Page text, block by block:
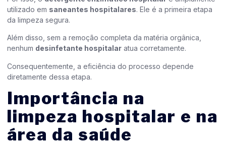
utilizado em saneantes hospitalares. Ele é a primeira etapa
da limpeza segura.
Além disso, sem a remoção completa da matéria orgânica,
nenhum desinfetante hospitalar atua corretamente.
Consequentemente, a eficiência do processo depende
diretamente dessa etapa.
Importância na
limpeza hospitalar e na
área da saúde